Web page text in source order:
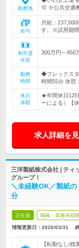
勤務地
可 ※公共交通
給与
月給：
す。※試用期
初年度
年収
300万円～450
勤務
時間
◆フレックス
時間55分 休憩
休日
休暇
★年間休日125
ーによる）【
求人詳細を
三洋製紙株式会社 | ティ
グループ！
＼未経験OK／製紙
分
正社員 職種・業種未経
情報更新日：2026/03/31
【転勤なし/残